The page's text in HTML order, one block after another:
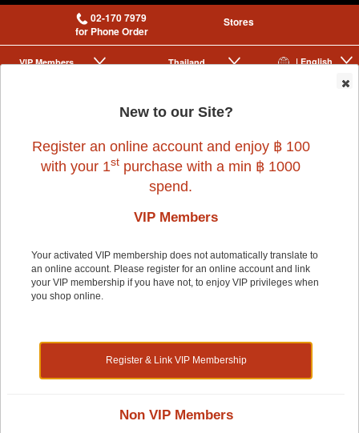
02-170 7979
for Phone Order
Stores
| English
Thailand
VIP Membership
|
New to our Site?
Register an online account and enjoy ฿ 100
with your 1st purchase with a min ฿ 1000
spend.
VIP Members
Your activated VIP membership does not automatically translate to
an online account. Please register for an online account and link
your VIP membership if you have not, to enjoy VIP privileges when
you shop online.
Register & Link VIP Membership
Non VIP Members